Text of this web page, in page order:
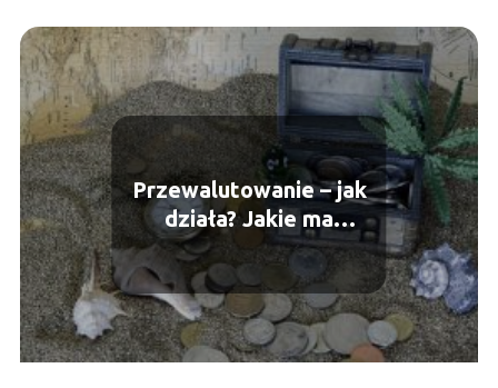
Przewalutowanie – jak
działa? Jakie ma
znaczenie w turystyce?